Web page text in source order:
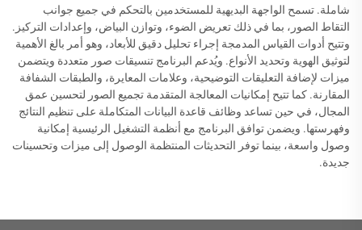
شاملة. تسمح الواجهة البديهية للمستخدمين بالتحكم في جميع جوانب
التقاط الصور، بما في ذلك تعريض الضوء، وتوازن البياض، وإعدادات التركيز.
وتتيح أدوات القياس المدمجة إجراء تحليل دقيق للأبعاد، وهو أمر بالغ الأهمية
لتوثيق الهوية وتحديد الأنواع. ويُدعم البرنامج تنسيقات صور متعددة ويتضمن
ميزات لإضافة التعليقات التوضيحية، وعلامات المعايرة، والطبقات الشفافة
المقارنة. كما تتيح إمكانيات المعالجة المتقدمة تجميع الصور لتحسين عمق
المجال، في حين تساعد وظائف قاعدة البيانات المتكاملة على تنظيم النتائج
وفهرستها. ويضمن توافق البرنامج مع أنظمة التشغيل الرئيسية إمكانية
وصول واسعة، بينما توفر التحديثات المنتظمة الوصول إلى ميزات وتحسينات
جديدة.